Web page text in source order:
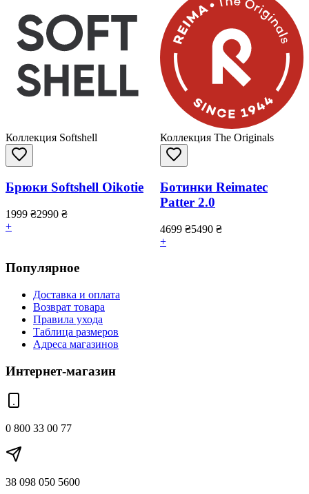
Коллекция Softshell
Брюки Softshell Oikotie
1999 ₴2990 ₴
+
Коллекция The Originals
Ботинки Reimatec
Patter 2.0
4699 ₴5490 ₴
+
Популярное
Доставка и оплата
Возврат товара
Правила ухода
Таблица размеров
Адреса магазинов
Интернет-магазин
0 800 33 00 77
38 098 050 5600